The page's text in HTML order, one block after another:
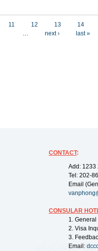
11 12 13 14
…
next › last »
CONTACT:
Add: 1233
Tel: 202-
Email
CONSULAR
1.
2. Visa
3.
Email: